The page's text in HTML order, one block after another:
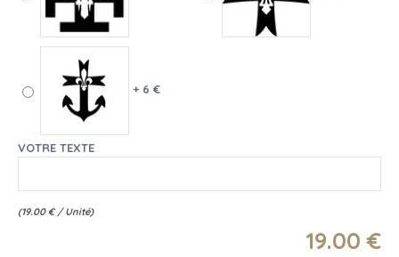
+ 6 €
VOTRE TEXTE
(19.00 € / Unité)
19.00 €